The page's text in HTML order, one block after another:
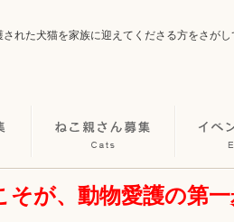
された犬猫を家族に迎えてくださる方をさがし
が、動物愛護の第